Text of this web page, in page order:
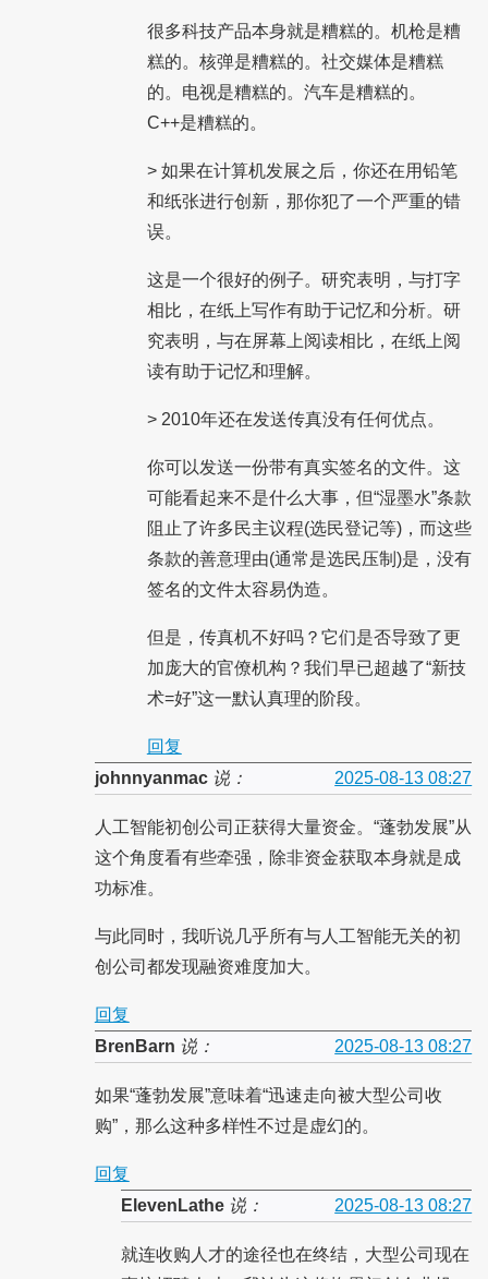
很多科技产品本身就是糟糕的。机枪是糟
糕的。核弹是糟糕的。社交媒体是糟糕
的。电视是糟糕的。汽车是糟糕的。
C++是糟糕的。
> 如果在计算机发展之后，你还在用铅笔
和纸张进行创新，那你犯了一个严重的错
误。
这是一个很好的例子。研究表明，与打字
相比，在纸上写作有助于记忆和分析。研
究表明，与在屏幕上阅读相比，在纸上阅
读有助于记忆和理解。
> 2010年还在发送传真没有任何优点。
你可以发送一份带有真实签名的文件。这
可能看起来不是什么大事，但“湿墨水”条款
阻止了许多民主议程(选民登记等)，而这些
条款的善意理由(通常是选民压制)是，没有
签名的文件太容易伪造。
但是，传真机不好吗？它们是否导致了更
加庞大的官僚机构？我们早已超越了“新技
术=好”这一默认真理的阶段。
回复
johnnyanmac说： 2025-08-13 08:27
人工智能初创公司正获得大量资金。“蓬勃发展”从
这个角度看有些牵强，除非资金获取本身就是成
功标准。
与此同时，我听说几乎所有与人工智能无关的初
创公司都发现融资难度加大。
回复
BrenBarn 说： 2025-08-13 08:27
如果“蓬勃发展”意味着“迅速走向被大型公司收
购”，那么这种多样性不过是虚幻的。
回复
ElevenLathe说： 2025-08-13 08:27
就连收购人才的途径也在终结，大型公司现在